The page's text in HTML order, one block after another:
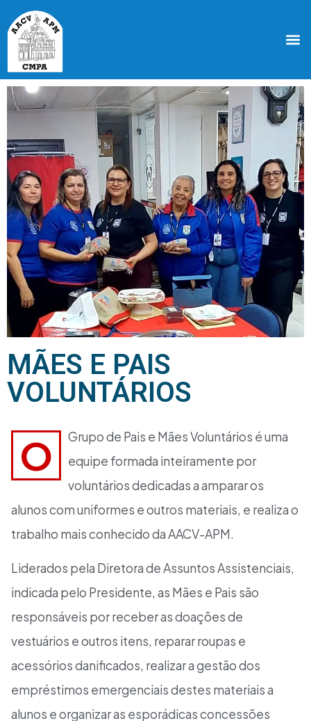
MÃES E PAIS
VOLUNTÁRIOS
O
Grupo de Pais e Mães Voluntários é uma
equipe formada inteiramente por
voluntários dedicadas a amparar os
alunos com uniformes e outros materiais, e realiza o
trabalho mais conhecido da AACV-APM.
Liderados pela Diretora de Assuntos Assistenciais,
indicada pelo Presidente, as Mães e Pais são
responsáveis por receber as doações de
vestuários e outros itens, reparar roupas e
acessórios danificados, realizar a gestão dos
empréstimos emergenciais destes materiais a
alunos e organizar as esporádicas concessões